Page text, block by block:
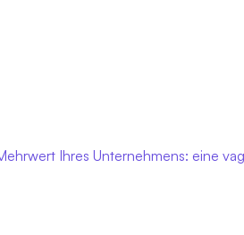
Ihres Unternehmens: eine